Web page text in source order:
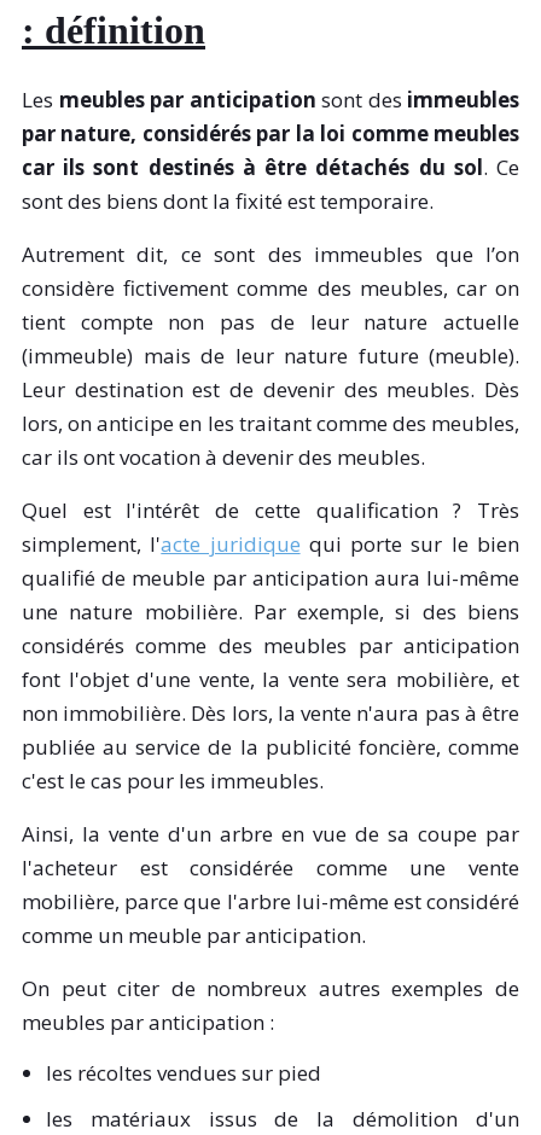
: définition
Les meubles par anticipation sont des immeubles
par nature, considérés par la loi comme meubles
car ils sont destinés à être détachés du sol. Ce
sont des biens dont la fixité est temporaire.
Autrement dit, ce sont des immeubles que l’on
considère fictivement comme des meubles, car on
tient compte non pas de leur nature actuelle
(immeuble) mais de leur nature future (meuble).
Leur destination est de devenir des meubles. Dès
lors, on anticipe en les traitant comme des meubles,
car ils ont vocation à devenir des meubles.
Quel est l'intérêt de cette qualification ? Très
simplement, l'acte juridique qui porte sur le bien
qualifié de meuble par anticipation aura lui-même
une nature mobilière. Par exemple, si des biens
considérés comme des meubles par anticipation
font l'objet d'une vente, la vente sera mobilière, et
non immobilière. Dès lors, la vente n'aura pas à être
publiée au service de la publicité foncière, comme
c'est le cas pour les immeubles.
Ainsi, la vente d'un arbre en vue de sa coupe par
l'acheteur est considérée comme une vente
mobilière, parce que l'arbre lui-même est considéré
comme un meuble par anticipation.
On peut citer de nombreux autres exemples de
meubles par anticipation :
les récoltes vendues sur pied
les matériaux issus de la démolition d'un